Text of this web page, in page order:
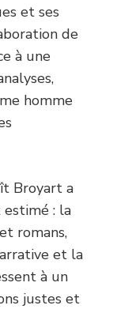
et ses
de
à une
homme
Broyart a
: la
romans,
et la
à un
justes et